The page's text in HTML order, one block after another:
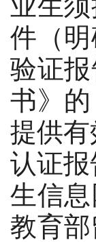
件（
验证
书》
提供
认证
生信
教育